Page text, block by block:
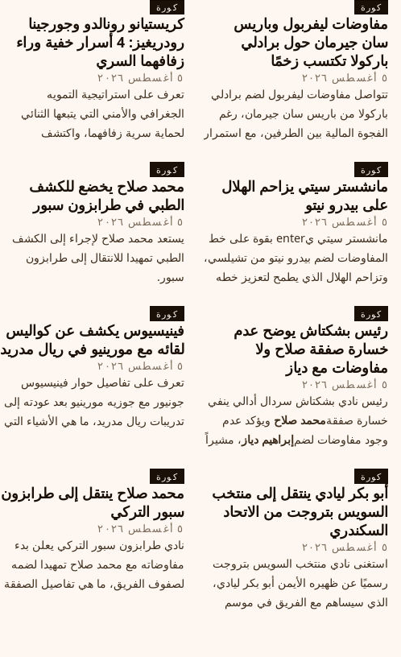
كورة
مفاوضات ليفربول وباريس
سان جيرمان حول برادلي
باركولا تكتسب زخمًا
٥ أغسطس ٢٠٢٦
تتواصل مفاوضات ليفربول لضم برادلي
باركولا من باريس سان جيرمان، رغم
الفجوة المالية بين الطرفين، مع استمرار
إغلاق سوق الانتقالات
كورة
كريستيانو رونالدو وجورجينا
رودريغيز: 4 أسرار خفية وراء
زفافهما السري
٥ أغسطس ٢٠٢٦
تعرف على استراتيجية التمويه
الجغرافي والأمني التي يتبعها الثنائي
لحماية سرية زفافهما، واكتشف
في البرتغال، واعرف ما هي الخطوات
القادمة في هذا الحدث العالمي
كورة
مانشستر سيتي يزاحم الهلال
على بيدرو نيتو
٥ أغسطس ٢٠٢٦
مانشستر سيتي يenter بقوة على خط
المفاوضات لضم بيدرو نيتو من تشيلسي،
وتزاحم الهلال الذي يطمح لتعزيز خطه
كورة
محمد صلاح يخضع للكشف
الطبي في طرابزون سبور
٥ أغسطس ٢٠٢٦
يستعد محمد صلاح لإجراء إلى الكشف
الطبي تمهيدا للانتقال إلى طرابزون
سبور.
كورة
رئيس بشكتاش يوضح عدم
خسارة صفقة صلاح ولا
مفاوضات مع دياز
٥ أغسطس ٢٠٢٦
رئيس نادي بشكتاش سردال أدالي ينفي
خسارة صفقةمحمد صلاح ويؤكد عدم
وجود مفاوضات لضمإبراهيم دياز ، مشيراً
محتملة أخرى.
كورة
فينيسيوس يكشف عن كواليس
لقائه مع مورينيو في ريال مدريد
٥ أغسطس ٢٠٢٦
تعرف على تفاصيل حوار فينيسيوس
جونيور مع جوزيه مورينيو بعد عودته إلى
تدريبات ريال مدريد، ما هي الأشياء التي
كورة
أبو بكر ليادي ينتقل إلى منتخب
السويس بتروجت من الاتحاد
السكندري
٥ أغسطس ٢٠٢٦
استغنى نادي منتخب السويس بتروجت
رسميًا عن ظهيره الأيمن أبو بكر ليادي،
الذي سيساهم مع الفريق في موسم
كورة
محمد صلاح ينتقل إلى طرابزون
سبور التركي
٥ أغسطس ٢٠٢٦
نادي طرابزون سبور التركي يعلن بدء
مفاوضاته مع محمد صلاح تمهيدا لضمه
لصفوف الفريق، ما هي تفاصيل الصفقة